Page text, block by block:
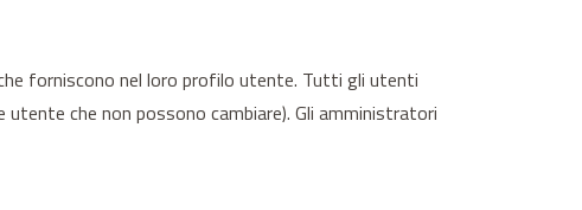
forniscono nel loro profilo utente. Tutti gli utenti
che non possono cambiare). Gli amministratori